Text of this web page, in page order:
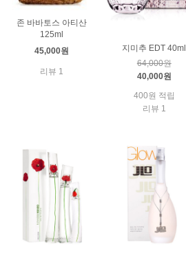
존 바바토스 아티산
125ml
45,000원
리뷰 1
지미추 EDT 40ml
64,000원
40,000원
400원 적립
리뷰 1